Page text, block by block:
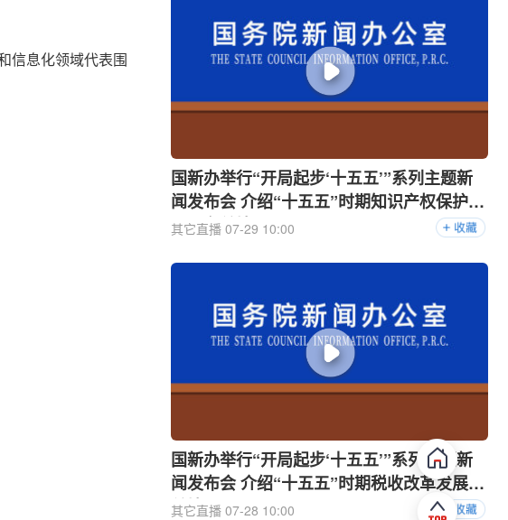
信息化领域代表围
国新办举行“开局起步‘十五五’”系列主题新
闻发布会 介绍“十五五”时期知识产权保护和
运用有关情况
其它直播 07-29 10:00
国新办举行“开局起步‘十五五’”系列主题新
闻发布会 介绍“十五五”时期税收改革发展有
关情况
其它直播 07-28 10:00